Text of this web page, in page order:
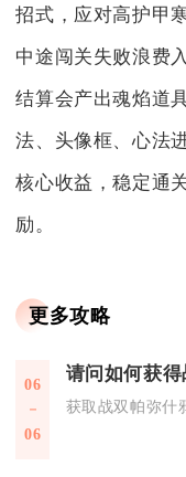
招式，应对高护甲
中途闯关失败浪费
结算会产出魂焰道
法、头像框、心法
核心收益，稳定通
励。
更多攻略
06
06
获取战双帕弥什